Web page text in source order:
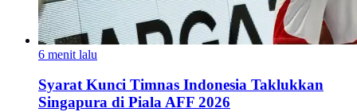
6 menit lalu
Syarat Kunci Timnas Indonesia Taklukkan
Singapura di Piala AFF 2026